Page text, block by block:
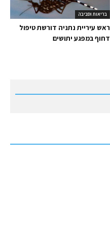
בריאות וסביבה
ראש עיריית נתניה דורשת טיפול
דחוף במפגע יתושים